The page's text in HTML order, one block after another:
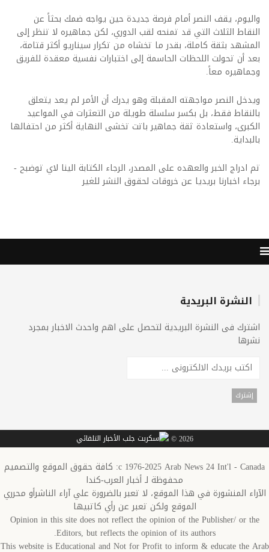
واليوم، يقف النصر أمام فرصة جديدة حين يواجه ضمك بحثاً عن
النقاط الثلاث التي قد تمنحه لقب الدوري، لكن جماهيره لا تنظر إلى
المشهد بثقة كاملة، بقدر ما تخشاه من تكرار سيناريو أكثر قتامة،
بعد أن تحولت اللحظات الحاسمة إلى اختبارات نفسية معقدة للفريق
وجماهيره معاً.
ويدخل النصر مواجهته المقبلة وهو يدرك أن الأمر لم يعد يتعلق
بالنقاط فقط، بل بكسر سلسلة طويلة من التعثرات في المواعيد
الكبرى، واستعادة ثقة جماهير باتت تخشى النهاية أكثر من احتفالها
بالبداية.
تم ادراج الخبر والعهده على المصدر، الرجاء الكتابة الينا لاي توضبح -
برجاء اخبارنا بريديا عن خروقات لحقوق النشر للغير
النشرة البريدية
اشترك فى النشرة البريدية لتحصل على اهم واحدث الاخبار بمجرد
نشرها
2026 ©
c 1976-2025 Arab News 24 Int'l - Canada: كافة حقوق الموقع والتصميم
محفوظة لـ أخبار العرب-كندا
الآراء المنشورة في هذا الموقع، لا تعبر بالضرورة علي آراء الناشرأو محرري
الموقع ولكن تعبر عن رأي كاتبيها
Opinion in this site does not reflect the opinion of the Publisher/ or the
Editors, but reflects the opinion of its authors.
This website is Educational and Not for Profit to inform & educate the Arab